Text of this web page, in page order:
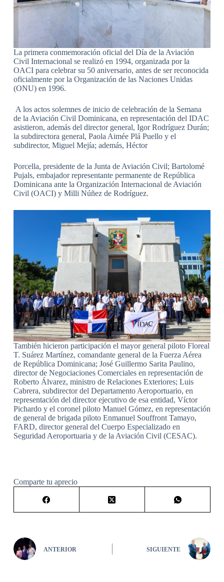
La primera conmemoración oficial del Día de la Aviación
Civil Internacional se realizó en 1994, organizada por la
OACI para celebrar su 50 aniversario, antes de ser reconocida
oficialmente por la Organización de las Naciones Unidas
(ONU) en 1996.
A los actos solemnes de inicio de celebración de la Semana
de la Aviación Civil Dominicana, en representación del IDAC
asistieron, además del director general, Igor Rodríguez Durán;
la subdirectora general, Paola Aimée Plá Puello y el
subdirector, Miguel Mejía; además, Héctor
Porcella, presidente de la Junta de Aviación Civil; Bartolomé
Pujals, embajador representante permanente de República
Dominicana ante la Organización Internacional de Aviación
Civil (OACI) y Milli Núñez de Rodríguez.
También hicieron participación el mayor general piloto Floreal
T. Suárez Martínez, comandante general de la Fuerza Aérea
de República Dominicana; José Guillermo Sarita Paulino,
director de Negociaciones Comerciales en representación de
Roberto Álvarez, ministro de Relaciones Exteriores; Luis
Cabrera, subdirector del Departamento Aeroportuario, en
representación del director ejecutivo de esa entidad, Víctor
Pichardo y el coronel piloto Manuel Gómez, en representación
de general de brigada piloto Enmanuel Souffront Tamayo,
FARD, director general del Cuerpo Especializado en
Seguridad Aeroportuaria y de la Aviación Civil (CESAC).
Comparte tu aprecio
ANTERIOR SIGUIENTE